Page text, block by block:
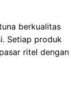
berkualitas
Setiap produk
ritel dengan